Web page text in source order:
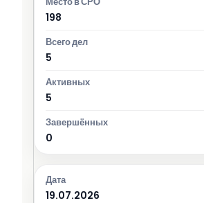
198
5
5
0
19.07.2026